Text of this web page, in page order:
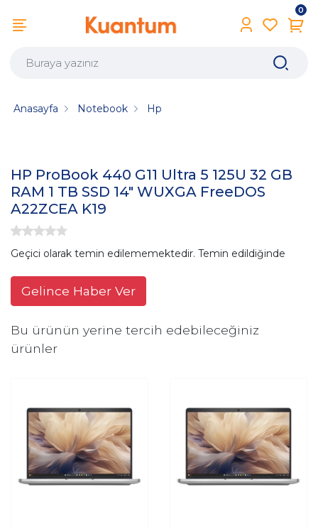
0
Anasayfa Notebook Hp
HP ProBook 440 G11 Ultra 5 125U 32 GB
RAM 1 TB SSD 14" WUXGA FreeDOS
A22ZCEA K19
Geçici olarak temin edilememektedir. Temin edildiğinde
Gelince Haber Ver
Bu ürünün yerine tercih edebileceğiniz
ürünler